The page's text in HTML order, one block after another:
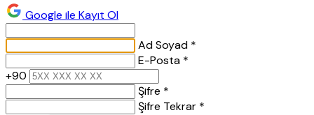
Google ile Kayıt Ol
Ad Soyad *
E-Posta *
+90
Şifre *
Şifre Tekrar *